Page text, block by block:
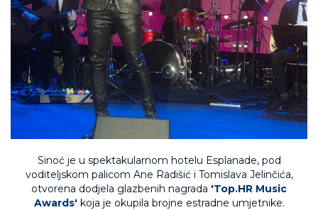
Sinoć je u spektakularnom hotelu Esplanade, pod
voditeljskom palicom Ane Radišić i Tomislava Jelinčića,
otvorena dodjela glazbenih nagrada 'Top.HR Music
Awards'koja je okupila brojne estradne umjetnike.